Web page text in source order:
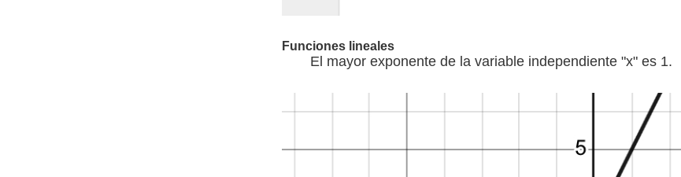
Funciones lineales
El mayor exponente de la variable independiente "x" es 1.